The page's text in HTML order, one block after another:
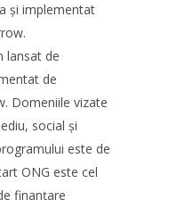
și implementat
lansat de
de
Domeniile vizate
social și
este de
ONG este cel
finanțare